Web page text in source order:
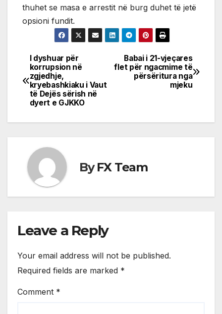
thuhet se masa e arrestit në burg duhet të jetë
opsioni fundit.
Post
navigation
Babai i 21-vjeçares
flet për ngacmime të
përsëritura nga
mjeku
I dyshuar për
korrupsion në
zgjedhje,
kryebashkiaku i Vaut
të Dejës sërish në
dyert e GJKKO
ByFX Team
Leave a Reply
Your email address will not be published.
Required fields are marked *
Comment *